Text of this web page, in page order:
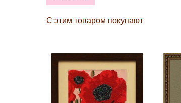
С этим товаром покупают